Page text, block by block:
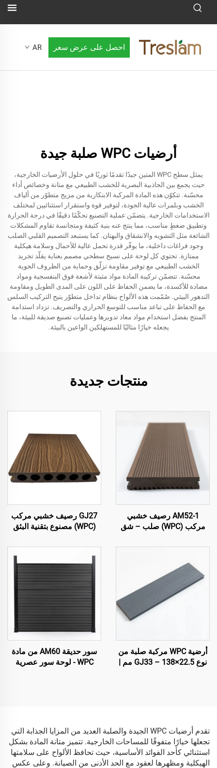
احصل على عرض سعر AR
أرضيات WPC صلبة جيدة
يمثل سطح WPC المتين جيدًا تقدمًا ثوريًا في حلول الأرضيات الخارجية،
حيث يجمع بين الجاذبية البصرية للخشب الطبيعي مع متانة وخصائص أداء
محسّنة. تتكوّن هذه المادة المركبة الابتكارية من مزيج متطوّر من ألياف
الخشب وبلمرات عالية الجودة، لتوفير قوة واستقرار استثنائيين لمختلف
الاستخدامات الخارجية. يتضمّن عملية التصنيع تحكّمًا دقيقًا في درجة الحرارة
وتطبيق ضغطٍ مناسب، مما ينتج عنه بنية كثيفة ومتجانسة تقاوم المشكلات
الشائعة مثل التشويه والانشقاق والبهتان. كما يستبعد التصميم القلبي الصلب
وجود فراغات داخلية، ما يوفّر قدرة تحمل عالية للأحمال وسلامة هيكلية
ممتازة. تحتوي كل لوحة على نسيج سطحي مصمم بعناية يقلّد تجريد
الخشب الطبيعي مع توفير مقاومة تزلّق وحماية من الظروف الجوية
محسّنة. تتضمّن تركيبة المادة مواد مثبتة لأشعة فوق البنفسجية ومواد
مضادة للأكسدة، ما يضمن الحفاظ على اللون على المدى الطويل ومقاومة
التدهور البيئي. صُمّمت هذه الألواح بنظام تداخل متطوّر يتيح التركيب السلس
مع الحفاظ على تباعد مناسب للتوسع الحراري والتصريف. تزداد استدامة
المنتج بفضل استخدام مواد معاد تدويرها وعمليات تصنيع صديقة للبيئة، ما
يجعله خيارًا مثاليًا للمستهلكين الواعين بالبيئة.
منتجات جديدة
AM52-1 رصيف خشبي
مركب (WPC) صلب – شق
GJ27 رصيف خشبي مركب
(WPC) مصنوع بتقنية البثق
خارجي دائرية مجوفة بستة
أرضية WPC مركبة صلبة من
نوع GJ33 – 138×22.5 مم |
سور حديقة AM60 من مادة
WPC - لوحة سور عصرية
تقدم أرضيات WPC الجيدة والصلبة العديد من المزايا الجذابة التي
تجعلها خيارًا متفوقًا للمساحات الخارجية. تتميز متانة المادة بشكل
استثنائي كأحد الفوائد الأساسية، حيث تحافظ الألواح على سلامتها
الهيكلية ومظهرها لعقود مع الحد الأدنى من الصيانة. وعلى عكس